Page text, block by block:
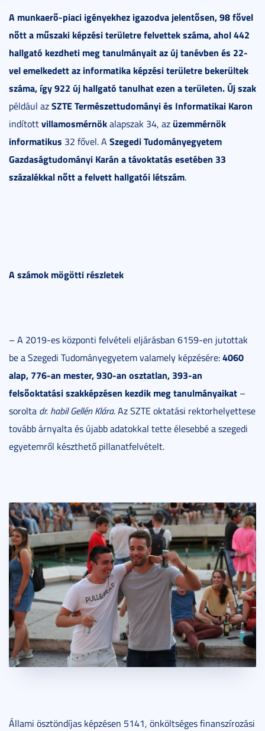
A munkaerő-piaci igényekhez igazodva jelentősen, 98 fővel
nőtt a műszaki képzési területre felvettek száma, ahol 442
hallgató kezdheti meg tanulmányait az új tanévben és 22-
vel emelkedett az informatika képzési területre bekerültek
száma, így 922 új hallgató tanulhat ezen a területen. Új szak
például azSZTE Természettudományi és Informatikai Karon
indítottvillamosmérnökalapszak 34, azüzemmérnök
informatikus 32 fővel. A Szegedi Tudományegyetem
Gazdaságtudományi Karán a távoktatás esetében 33
százalékkal nőtt a felvett hallgatói létszám.
A számok mögötti részletek
– A 2019-es központi felvételi eljárásban 6159-en jutottak
be a Szegedi Tudományegyetem valamely képzésére:4060
alap, 776-an mester, 930-an osztatlan, 393-an
felsőoktatási szakképzésen kezdik meg tanulmányaikat –
sorolta dr. habil Gellén Klára. Az SZTE oktatási rektorhelyettese
tovább árnyalta és újabb adatokkal tette élesebbé a szegedi
egyetemről készthető pillanatfelvételt.
Állami ösztöndíjas képzésen 5141, önköltséges finanszírozási